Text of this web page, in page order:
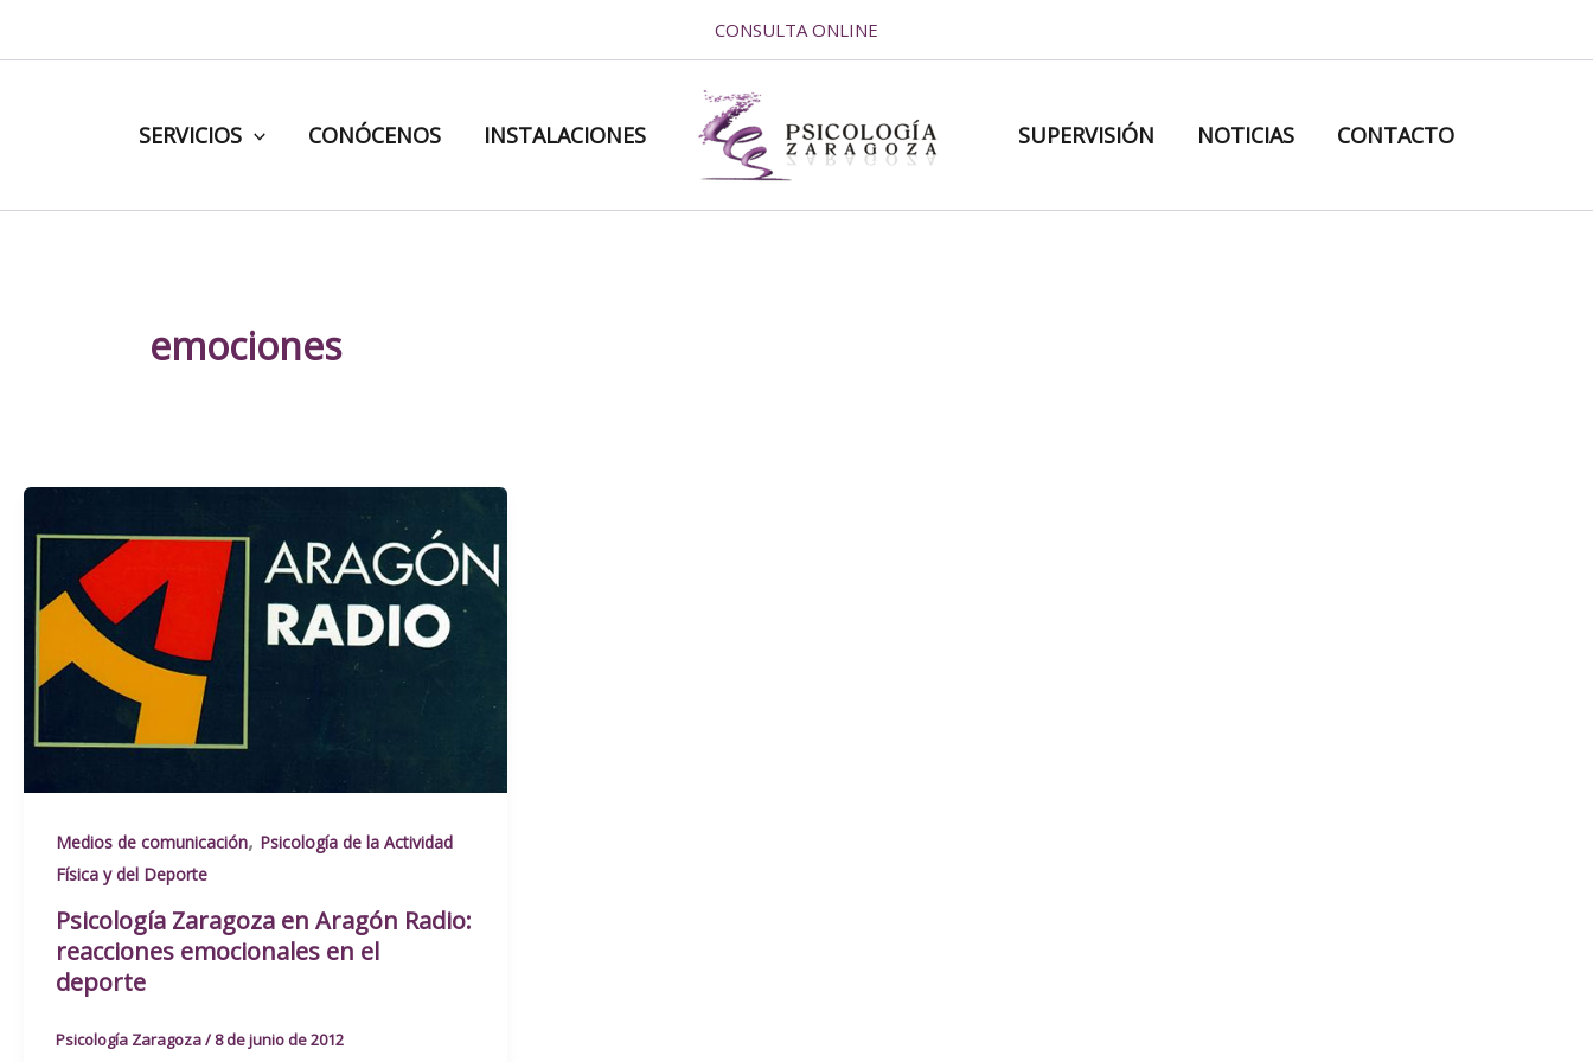
CONSULTA ONLINE
SERVICIOS CONÓCENOS INSTALACIONES SUPERVISIÓN NOTICIAS CONTACTO
emociones
Medios de comunicación, Psicología de la Actividad
Física y del Deporte
Psicología Zaragoza en Aragón Radio:
reacciones emocionales en el
deporte
Psicología Zaragoza/ 8 de junio de 2012